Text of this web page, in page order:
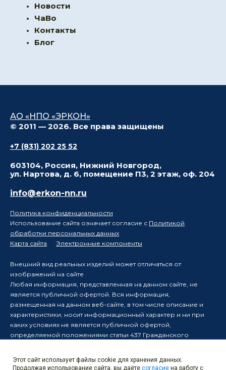
Новости
ЧаВо
Контакты
Блог
АО «НПО «ЭРКОН»
© 2011 — 2026. Все права защищены
+7 (831) 202 25 52
603104, Россия, Нижний Новгород,
ул. Нартова, д. 6, помещение П3, 2 этаж, оф. 204
info@erkon-nn.ru
Политика конфиденциальности
Использование сайта означает согласие с Политикой
обработки персональных данных
Карта сайта
Электронные компоненты
Внешний вид реальных изделий может отличаться от
изображений на сайте
Любая информация, представленная на данном сайте, не
является публичной офертой. Вся информация,
размещенная на данном веб-сайте, в том числе описание и
характеристики, носит информационный характер и ни при
каких условиях не является публичной офертой,
определяемой положениями статьи 437 Гражданского
Производитель оставляет за собой право в одностороннем
порядке вносить изменения в информацию, размещенную на
Этот сайт использует файлы cookie для хранения данных.
Продолжая использование сайта, вы даёте согласие на работу с